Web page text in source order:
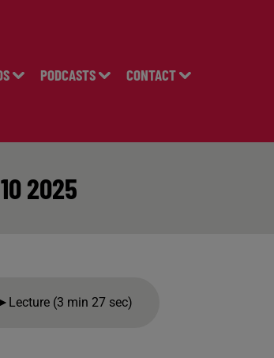
PODCASTS CONTACT
2025
Lecture (3 min 27 sec)